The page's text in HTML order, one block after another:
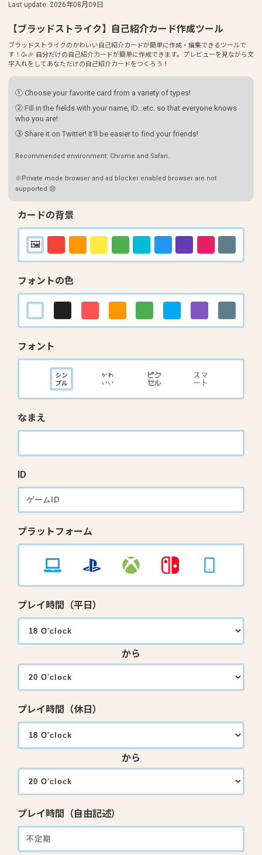
Last update: 2026年08月09日
【ブラッドストライク】自己紹介カード作成ツール
ブラッドストライクのかわいい自己紹介カードが簡単に作成・編集できるツールで
す！🥳🎉 自分だけの自己紹介カードが簡単に作成できます。プレビューを見ながら文
字入れをしてあなただけの自己紹介カードをつくろう！
① Choose your favorite card from a variety of types!
② Fill in the fields with your name, ID...etc. so that everyone knows
who you are!
③ Share it on Twitter! It'll be easier to find your friends!
Recommended environment: Chrome and Safari.
※Private mode browser and ad blocker enabled browser are not
supported.😢
カードの背景
フォントの色
フォント
なまえ
ID
プラットフォーム
プレイ時間（平日）
から
プレイ時間（休日）
から
プレイ時間（自由記述）